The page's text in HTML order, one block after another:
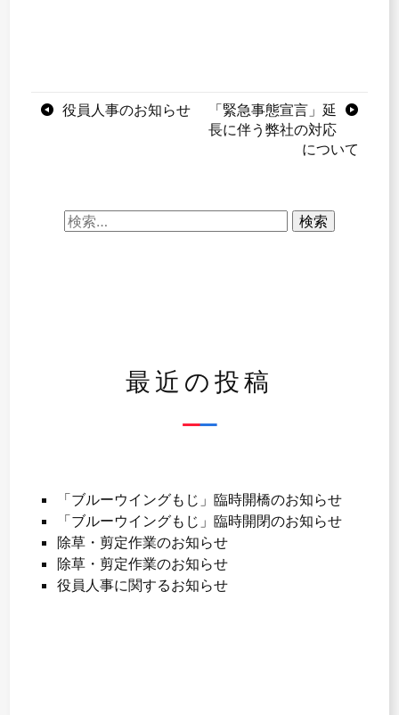
投 役員人事のお知らせ
「緊急事態宣言」延
長に伴う弊社の対応
について
検
最近の投稿
「ブルーウイングもじ」臨時開橋のお知らせ
「ブルーウイングもじ」臨時開閉のお知らせ
除草・剪定作業のお知らせ
除草・剪定作業のお知らせ
役員人事に関するお知らせ